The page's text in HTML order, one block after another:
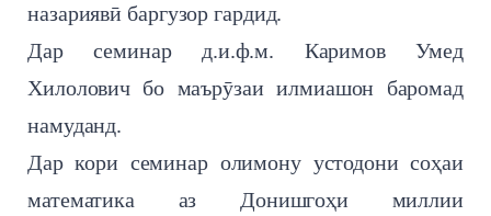
назариявӣ баргузор гардид.
Дар семинар д.и.ф.м. Каримов Умед
Хилолович бо маърӯзаи илмиашон баромад
намуданд.
Дар кори семинар олимону устодони соҳаи
математика аз Донишгоҳи миллии